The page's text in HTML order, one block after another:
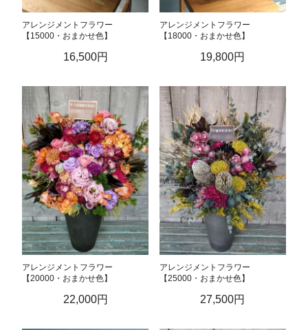
アレンジメントフラワー
【15000・おまかせ色】
16,500円
アレンジメントフラワー
【18000・おまかせ色】
19,800円
アレンジメントフラワー
【20000・おまかせ色】
22,000円
アレンジメントフラワー
【25000・おまかせ色】
27,500円